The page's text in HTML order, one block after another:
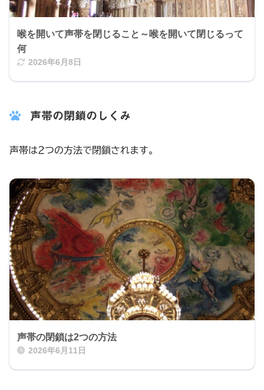
喉を開いて声帯を閉じること～喉を開いて閉じるって
何
2026年6月8日
声帯の閉鎖のしくみ
声帯は2つの方法で閉鎖されます。
声帯の閉鎖は2つの方法
2026年6月11日